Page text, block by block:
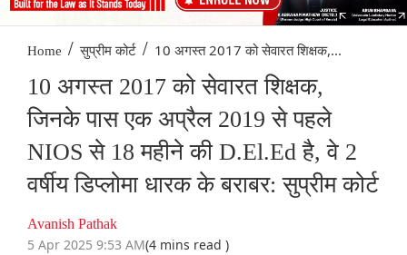
Home / सुप्रीम कोर्ट / 10 अगस्त 2017 को सेवारत शिक्षक,...
10 अगस्त 2017 को सेवारत शिक्षक,
जिनके पास एक अप्रैल 2019 से पहले
NIOS से 18 महीने की D.El.Ed है, वे 2
वर्षीय डिप्लोमा धारक के बराबर: सुप्रीम कोर्ट
Avanish Pathak
5 Apr 2025 9:53 AM(4 mins read )